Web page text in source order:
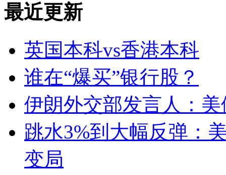
最近更新
英国本科vs香港本科
谁在“爆买”银行股？
伊朗外交部发言人：
跳水3%到大幅反弹：
变局